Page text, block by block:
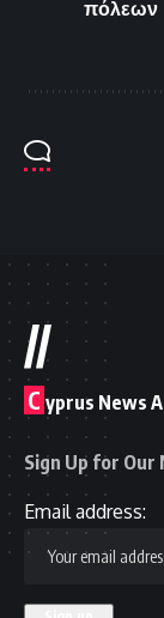
πόλεων
//
C yprus News
Sign Up for
Email address: